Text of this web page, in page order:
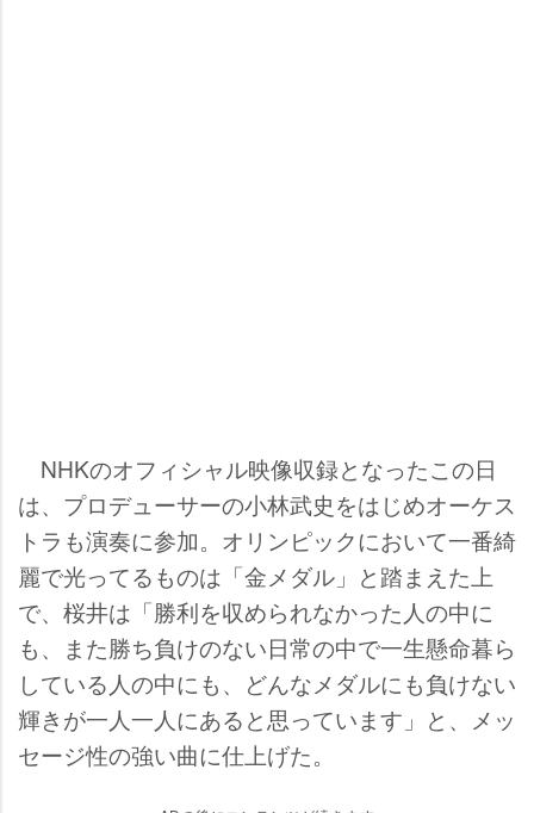
NHKのオフィシャル映像収録となったこの日
は、プロデューサーの小林武史をはじめオーケス
トラも演奏に参加。オリンピックにおいて一番綺
麗で光ってるものは「金メダル」と踏まえた上
で、桜井は「勝利を収められなかった人の中に
も、また勝ち負けのない日常の中で一生懸命暮ら
している人の中にも、どんなメダルにも負けない
輝きが一人一人にあると思っています」と、メッ
セージ性の強い曲に仕上げた。